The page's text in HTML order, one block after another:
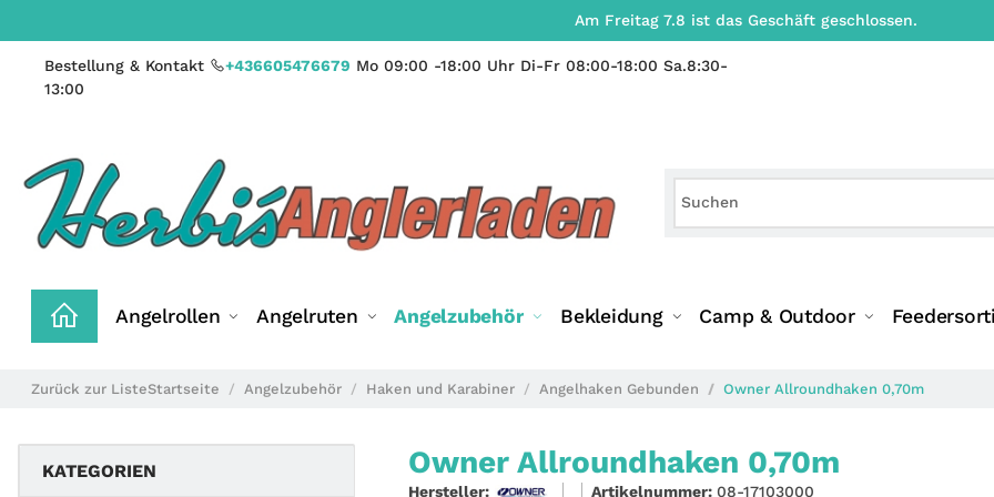
Am Freitag 7.8 ist das Geschäft geschlossen.
Bestellung & Kontakt +436605476679 Mo 09:00 -18:00 Uhr Di-Fr 08:00-18:00 Sa.8:30-
13:00
Angelrollen Angelruten Angelzubehör Bekleidung Camp & Outdoor
Zurück zur ListeStartseite Angelzubehör Haken und Karabiner Angelhaken Gebunden Owner Allroundhaken 0,70m
Owner Allroundhaken 0,70m
Hersteller: Artikelnummer: 08-17103000
KATEGORIEN